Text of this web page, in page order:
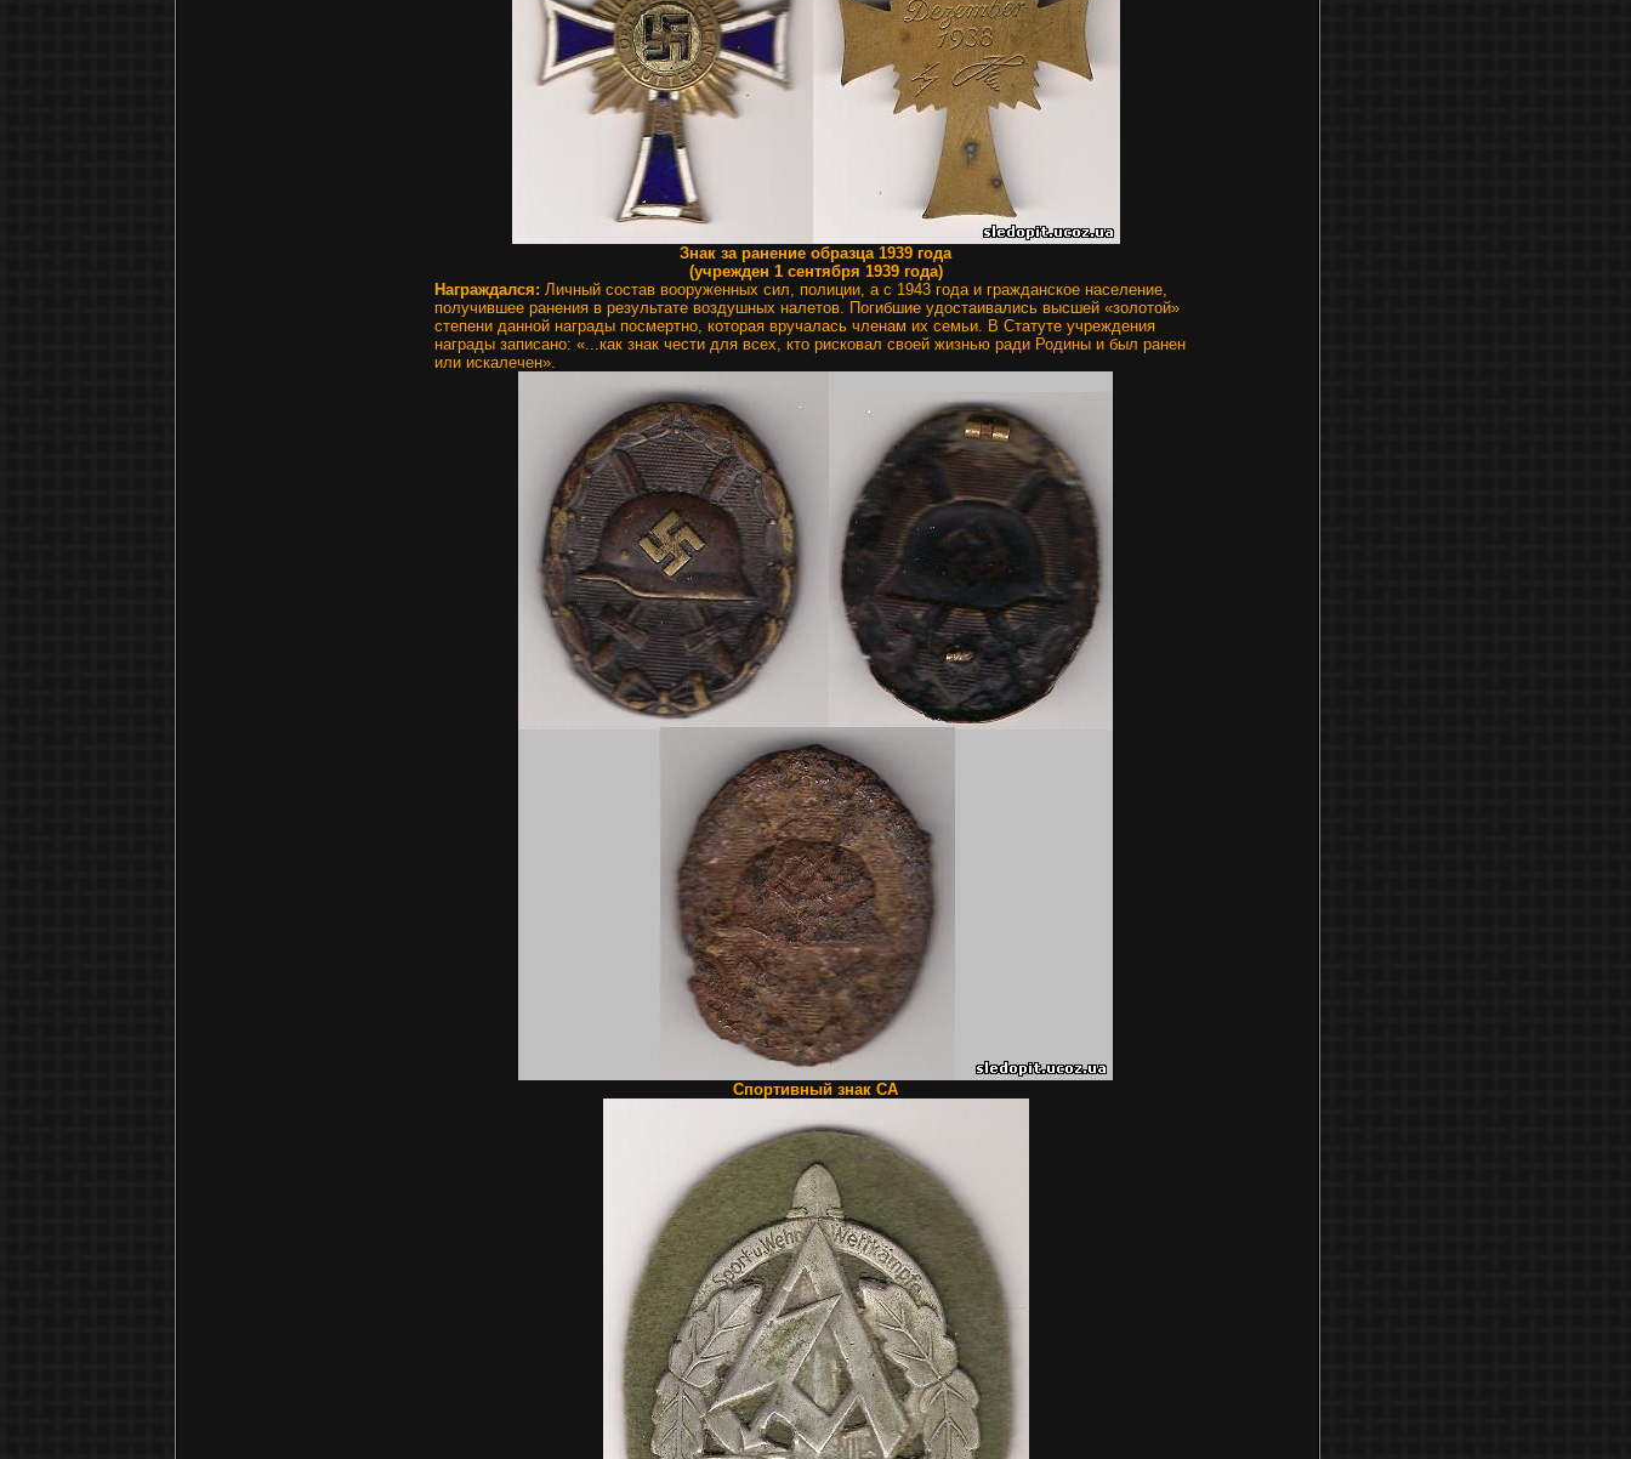
Знак за ранение образца 1939 года
(учрежден 1 сентября 1939 года)
Награждался: Личный состав вооруженных сил, полиции, а с 1943 года и гражданское население,
получившее ранения в результате воздушных налетов. Погибшие удостаивались высшей «золотой»
степени данной награды посмертно, которая вручалась членам их семьи. В Статуте учреждения
награды записано: «...как знак чести для всех, кто рисковал своей жизнью ради Родины и был ранен
или искалечен».
Спортивный знак СА